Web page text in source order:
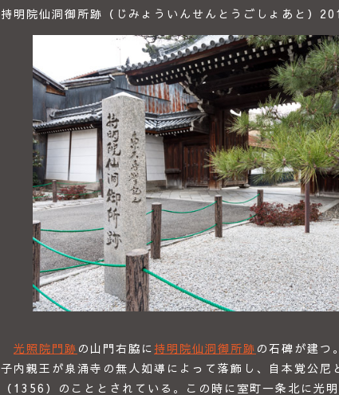
持明院仙洞御所跡（じみょういんせんとうごしょあと）
光照院門跡 の山門右脇に 持明院仙洞御所跡 の石碑が建つ
子内親王が泉涌寺の無人如導によって落飾し、自本覚公尼
（1356）のこととされている。この時に室町一条北に光